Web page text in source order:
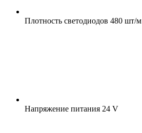
Плотность светодиодов 480 шт/м
Напряжение питания 24 V